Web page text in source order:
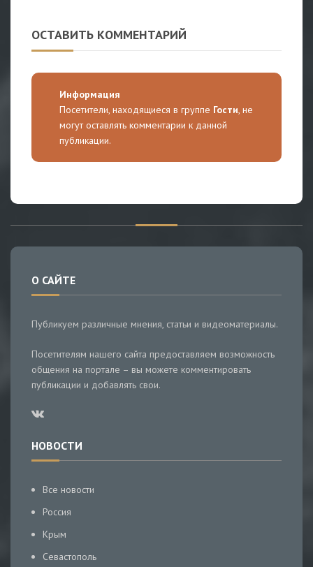
ОСТАВИТЬ КОММЕНТАРИЙ
Информация
Посетители, находящиеся в группе Гости, не
могут оставлять комментарии к данной
публикации.
О САЙТЕ
Публикуем различные мнения, статьи и видеоматериалы.
Посетителям нашего сайта предоставляем возможность
общения на портале – вы можете комментировать
публикации и добавлять свои.
НОВОСТИ
Все новости
Россия
Крым
Севастополь